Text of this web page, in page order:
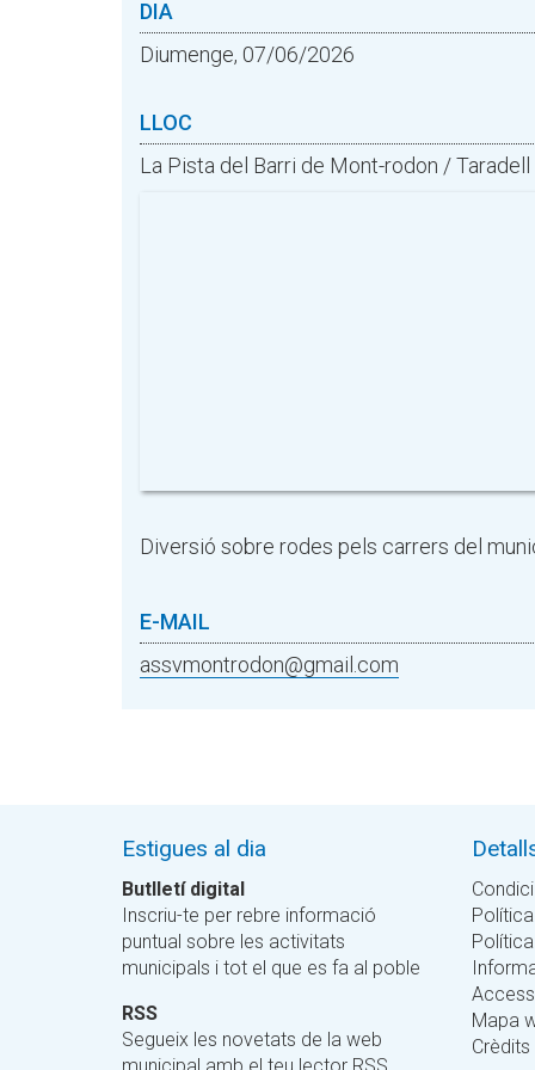
DIA
Diumenge, 07/06/2026
LLOC
La Pista del Barri de Mont-rodon /
Diversió sobre rodes pels carrers del
E-MAIL
assvmontrodon@gmail.com
Estigues al dia
Butlletí digital
Inscriu-te per rebre informació
puntual sobre les activitats
municipals i tot el que es fa al poble
RSS
Segueix les novetats de la web
Mapa
Crèdits